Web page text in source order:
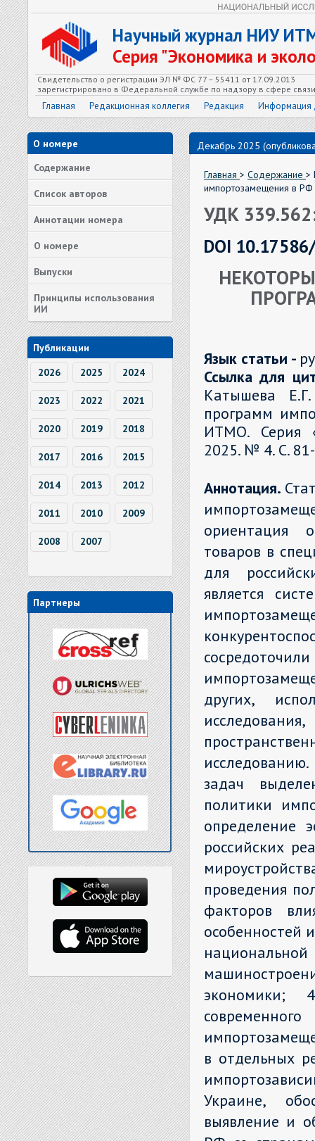
Научный журнал НИУ
Серия "Экономика и
Свидетельство о регистрации ЭЛ № ФС 77 – 55411 от 17.09.2013
зарегистрировано в Федеральной службе по надзору в сфере
Главная Редакционная коллегия Редакция Информация
О номере
Содержание
Список авторов
Аннотации номера
О номере
Выпуски
Принципы использования
ИИ
Публикации
2026
2025 2024
2023 2022 2021
2020 2019 2018
2017 2016 2015
2014 2013 2012
2011 2010 2009
2008 2007
Партнеры
Декабрь 2025
Главная > Содержание >
импортозамещения в РФ
УДК
DOI
Язык статьи -
Ссылка для
Катышева
программ
ИТМО. Серия
2025. № 4. С.
Аннотация.
ориентация
товаров в
для
является
других,
задач
политики
определение
российских
проведения
факторов
особенностей
экономики;
в отдельных
Украине,
выявление и